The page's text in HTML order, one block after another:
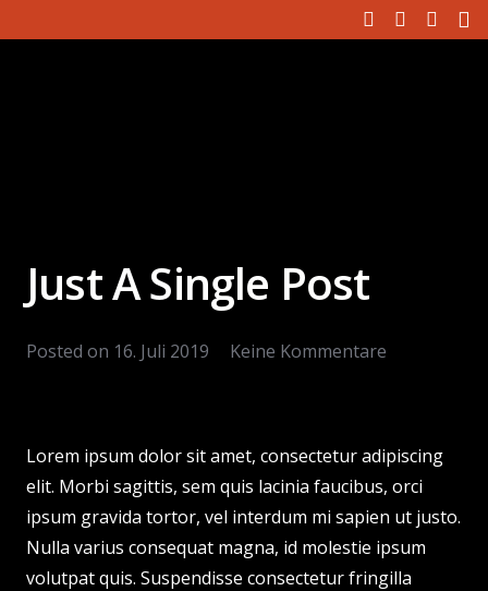
Just A Single Post
Posted on 16. Juli 2019 Keine Kommentare
Lorem ipsum dolor sit amet, consectetur adipiscing
elit. Morbi sagittis, sem quis lacinia faucibus, orci
ipsum gravida tortor, vel interdum mi sapien ut justo.
Nulla varius consequat magna, id molestie ipsum
volutpat quis. Suspendisse consectetur fringilla